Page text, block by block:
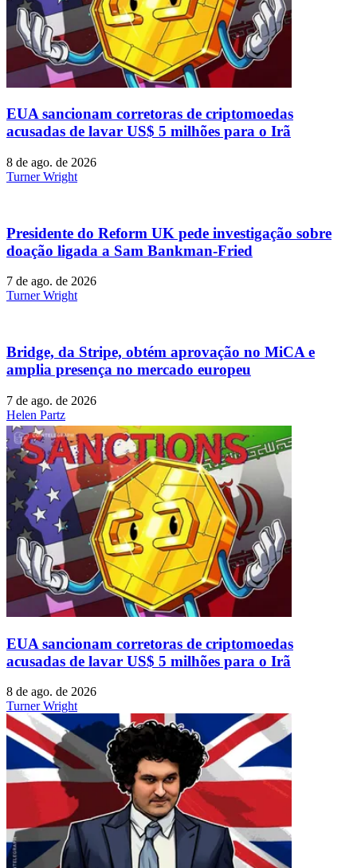
EUA sancionam corretoras de criptomoedas
acusadas de lavar US$ 5 milhões para o Irã
8 de ago. de 2026
Turner Wright
Presidente do Reform UK pede investigação sobre
doação ligada a Sam Bankman-Fried
7 de ago. de 2026
Turner Wright
Bridge, da Stripe, obtém aprovação no MiCA e
amplia presença no mercado europeu
7 de ago. de 2026
Helen Partz
EUA sancionam corretoras de criptomoedas
acusadas de lavar US$ 5 milhões para o Irã
8 de ago. de 2026
Turner Wright